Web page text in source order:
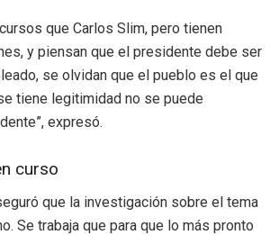
que Carlos Slim, pero tienen
y piensan que el presidente debe ser
se olvidan que el pueblo es el que
tiene legitimidad no se puede
expresó.
curso
que la investigación sobre el tema
Se trabaja que para que lo más pronto